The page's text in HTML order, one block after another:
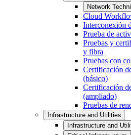
Network
Cloud
Interconexión
Prueba de
Pruebas y
y fibra
Pruebas con
Certificación
(básico)
Certificación
(ampliado)
Pruebas de
Infrastructure and Utilities
Infrastructure and